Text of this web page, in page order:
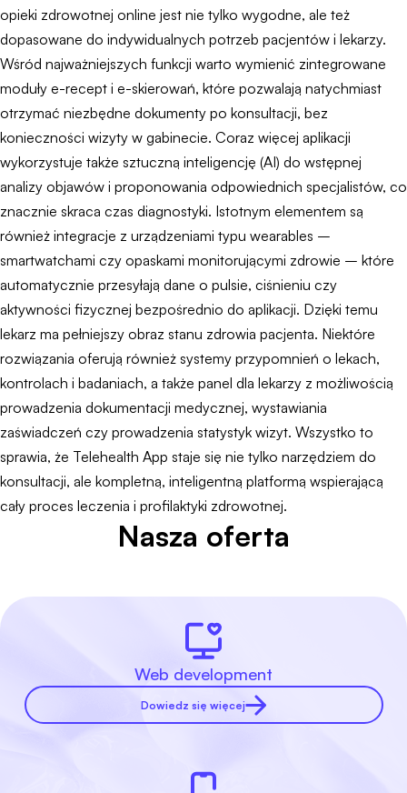
opieki zdrowotnej online jest nie tylko wygodne, ale też
dopasowane do indywidualnych potrzeb pacjentów i lekarzy.
Wśród najważniejszych funkcji warto wymienić zintegrowane
moduły e-recept i e-skierowań, które pozwalają natychmiast
otrzymać niezbędne dokumenty po konsultacji, bez
konieczności wizyty w gabinecie. Coraz więcej aplikacji
wykorzystuje także sztuczną inteligencję (AI) do wstępnej
analizy objawów i proponowania odpowiednich specjalistów, co
znacznie skraca czas diagnostyki. Istotnym elementem są
również integracje z urządzeniami typu wearables –
smartwatchami czy opaskami monitorującymi zdrowie – które
automatycznie przesyłają dane o pulsie, ciśnieniu czy
aktywności fizycznej bezpośrednio do aplikacji. Dzięki temu
lekarz ma pełniejszy obraz stanu zdrowia pacjenta. Niektóre
rozwiązania oferują również systemy przypomnień o lekach,
kontrolach i badaniach, a także panel dla lekarzy z możliwością
prowadzenia dokumentacji medycznej, wystawiania
zaświadczeń czy prowadzenia statystyk wizyt. Wszystko to
sprawia, że Telehealth App staje się nie tylko narzędziem do
konsultacji, ale kompletną, inteligentną platformą wspierającą
cały proces leczenia i profilaktyki zdrowotnej.
Nasza oferta
Web development
Dowiedz się więcej